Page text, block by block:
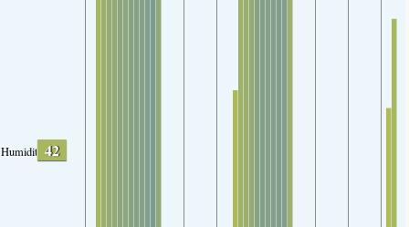
Humidity 42